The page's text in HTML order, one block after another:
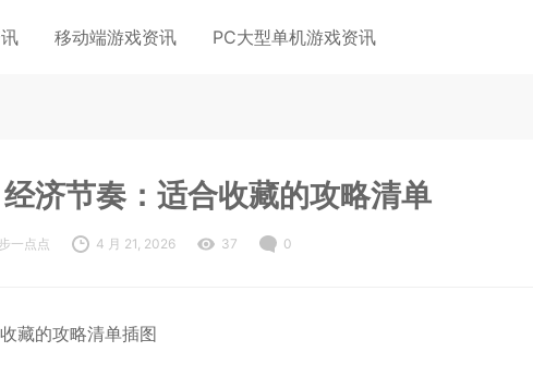
移动端游戏资讯 PC大型单机游戏资讯
经济节奏：适合收藏的攻略清单
一点点 4 月 21, 2026 37 0